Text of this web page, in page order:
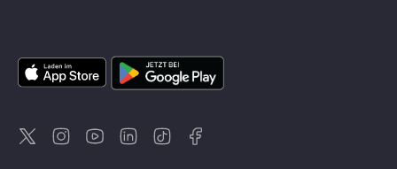
DayuseKanada
DayuseSingapur
DayuseZweden
DayuseKorea
DayuseNeuseeland